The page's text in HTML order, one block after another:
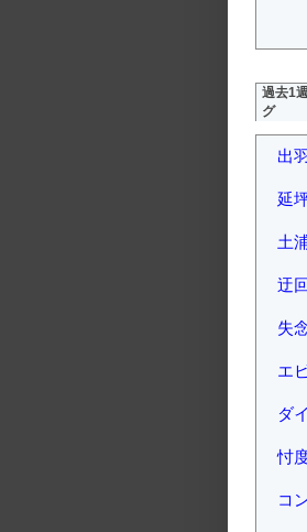
過去1
グ
出
延
土
迂
失
エ
ダ
忖
コ